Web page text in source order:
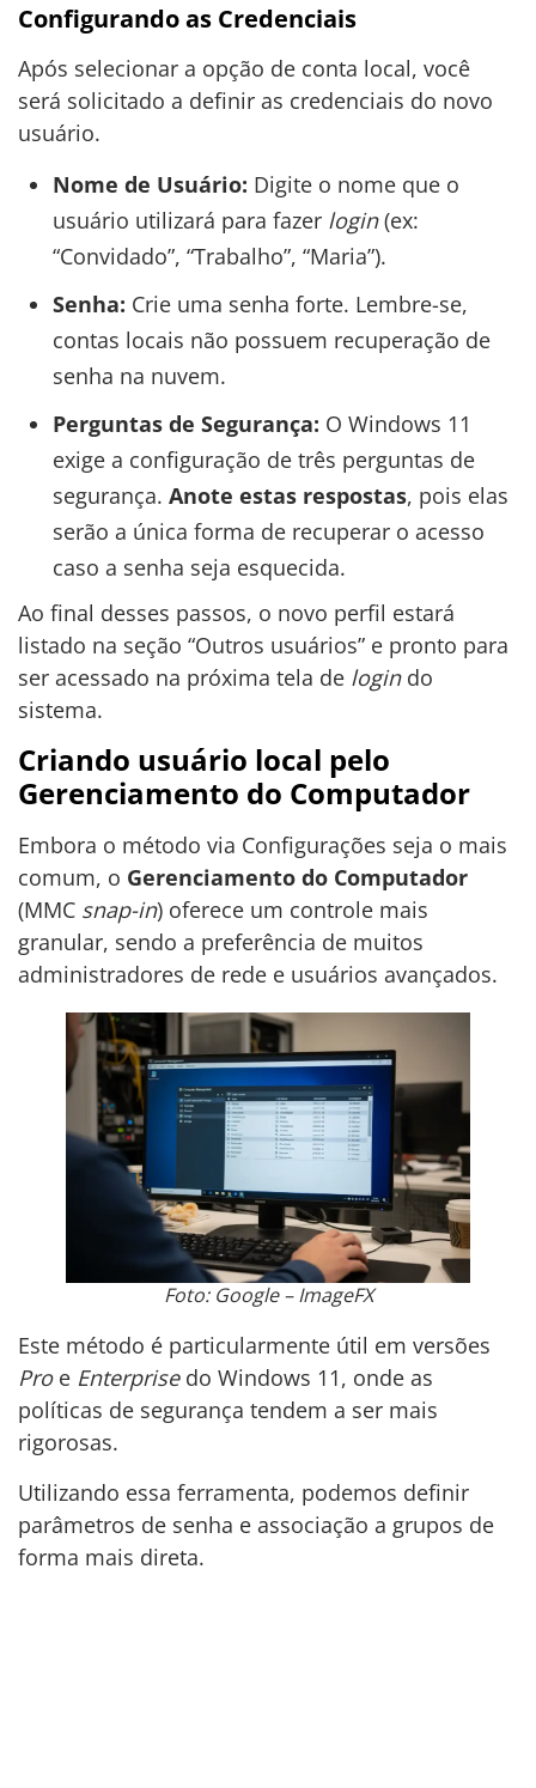
Configurando as Credenciais
Após selecionar a opção de conta local, você
será solicitado a definir as credenciais do novo
usuário.
Nome de Usuário: Digite o nome que o
usuário utilizará para fazer login(ex:
“Convidado”, “Trabalho”, “Maria”).
Senha: Crie uma senha forte. Lembre-se,
contas locais não possuem recuperação de
senha na nuvem.
Perguntas de Segurança: O Windows 11
exige a configuração de três perguntas de
segurança. Anote estas respostas, pois elas
serão a única forma de recuperar o acesso
caso a senha seja esquecida.
Ao final desses passos, o novo perfil estará
listado na seção “Outros usuários” e pronto para
ser acessado na próxima tela de logindo
sistema.
Criando usuário local pelo
Gerenciamento do Computador
Embora o método via Configurações seja o mais
comum, o Gerenciamento do Computador
(MMC snap-in) oferece um controle mais
granular, sendo a preferência de muitos
administradores de rede e usuários avançados.
Foto: Google – ImageFX
Este método é particularmente útil em versões
Proe Enterprisedo Windows 11, onde as
políticas de segurança tendem a ser mais
rigorosas.
Utilizando essa ferramenta, podemos definir
parâmetros de senha e associação a grupos de
forma mais direta.